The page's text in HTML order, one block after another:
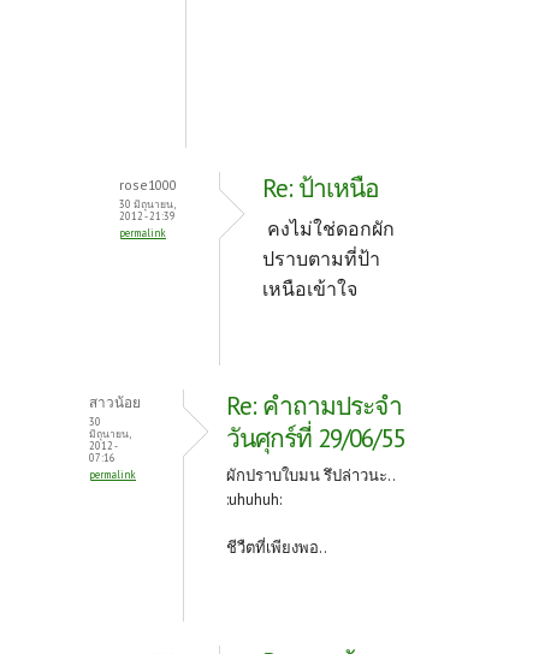
rose1000
30 มิถุนายน,
2012 - 21:39
permalink
Re: ป้าเหนือ
คงไม่ใช่ดอกผัก
ปราบตามที่ป้า
เหนือเข้าใจ
สาวน้อย
30
มิถุนายน,
2012 -
07:16
permalink
Re: คำถามประจำ
วันศุกร์ที่ 29/06/55
ผักปราบใบมน รึปล่าวนะ..
:uhuhuh:
ชีวืตที่เพียงพอ..